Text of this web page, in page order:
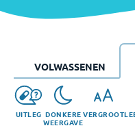
UITLEG DONKERE
WEERGAVE
VERGROOT
VOLWASSENEN